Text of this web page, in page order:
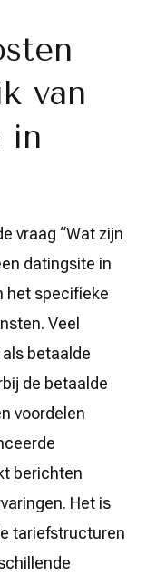
van
in
vraag “Wat zijn
datingsite in
het specifieke
Veel
betaalde
de betaalde
voordelen
berichten
Het is
tariefstructuren